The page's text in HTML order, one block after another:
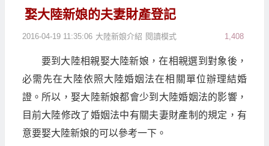
娶大陸新娘的夫妻財產登記
2016-04-19 11:35:06 大陸新娘介紹 1,408
閱讀模式
要到大陸相親娶大陸新娘，在相親選到對象後，
必需先在大陸依照大陸婚姻法在相關單位辦理結婚
證。所以，娶大陸新娘都會少到大陸婚姻法的影響，
目前大陸修改了婚姻法中有關夫妻財產制的規定，有
意要娶大陸新娘的可以參考一下。